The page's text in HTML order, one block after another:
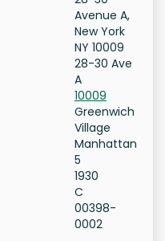
Avenue A,
New York
NY 10009
28-30 Ave
A
10009
Greenwich
Village
Manhattan
5
1930
C
00398-
0002